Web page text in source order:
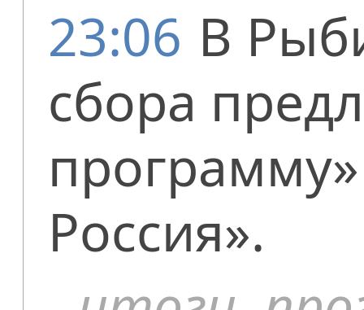
23:06 В
сбора
Россия».